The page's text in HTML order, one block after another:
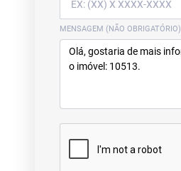
MENSAGEM (NÃO OBRIGATÓRIO)